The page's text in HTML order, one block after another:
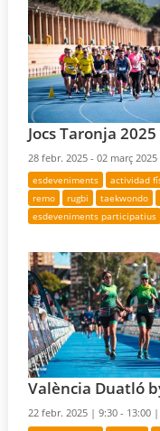
Jocs Taronja 2025
28 febr. 2025 - 02 març
esdeveniments actividad
remo
rugbi taekwondo
esdeveniments participatius
València Duatló
22 febr. 2025 |9:30 - 13:00 |